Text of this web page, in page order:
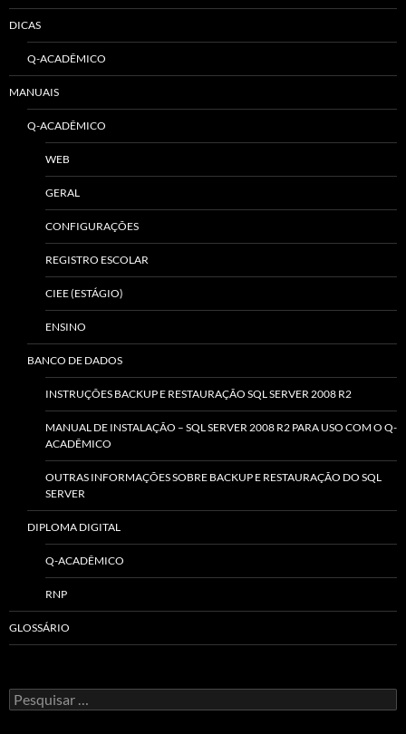
DICAS
Q-ACADÊMICO
MANUAIS
Q-ACADÊMICO
WEB
GERAL
CONFIGURAÇÕES
REGISTRO ESCOLAR
CIEE (ESTÁGIO)
ENSINO
BANCO DE DADOS
INSTRUÇÕES BACKUP E RESTAURAÇÃO SQL SERVER 2008 R2
MANUAL DE INSTALAÇÃO – SQL SERVER 2008 R2 PARA USO COM O Q-
ACADÊMICO
OUTRAS INFORMAÇÕES SOBRE BACKUP E RESTAURAÇÃO DO SQL
SERVER
DIPLOMA DIGITAL
Q-ACADÊMICO
RNP
GLOSSÁRIO
Pesquisar
por: